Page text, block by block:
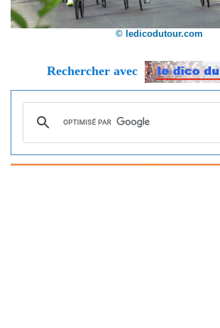
© ledicodutour.com
Rechercher avec